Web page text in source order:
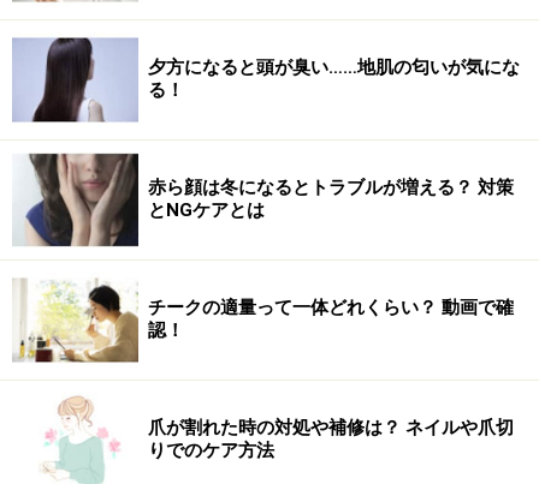
夕方になると頭が臭い……地肌の匂いが気にな
る！
赤ら顔は冬になるとトラブルが増える？ 対策
とNGケアとは
チークの適量って一体どれくらい？ 動画で確
認！
爪が割れた時の対処や補修は？ ネイルや爪切
りでのケア方法